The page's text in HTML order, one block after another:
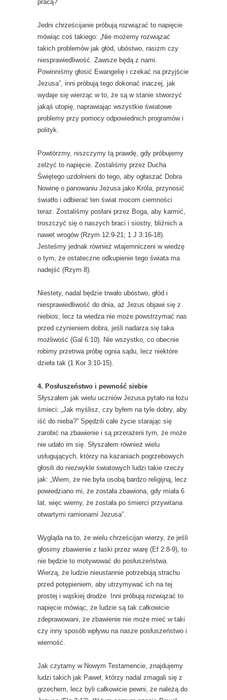
pracą?
Jedni chrześcijanie próbują rozwiązać to napięcie
mówiąc coś takiego: „Nie możemy rozwiązać
takich problemów jak głód, ubóstwo, rasizm czy
niesprawiedliwość. Zawsze będą z nami.
Powinniśmy głosić Ewangelię i czekać na przyjście
Jezusa”, inni próbują tego dokonać inaczej, jak
wydaje się wierząc w to, że są w stanie stworzyć
jakąś utopię, naprawiając wszystkie światowe
problemy przy pomocy odpowiednich programów i
polityk.
Powtórzmy, niszczymy tą prawdę, gdy próbujemy
zelżyć to napięcie. Zostaliśmy przez Ducha
Świętego uzdolnieni do tego, aby ogłaszać Dobra
Nowinę o panowaniu Jezusa jako Króla, przynosić
światło i odbierać ten świat mocom ciemności
teraz. Zostaliśmy posłani przez Boga, aby karmić,
troszczyć się o naszych braci i siostry, bliźnich a
nawet wrogów (Rzym 12:9-21; 1 J 3:16-18).
Jesteśmy jednak również wtajemniczeni w wiedzę
o tym, że ostateczne odkupienie tego świata ma
nadejść (Rzym 8).
Niestety, nadal będzie trwało ubóstwo, głód i
niesprawiedliwość do dnia, aż Jezus objawi się z
niebios; lecz ta wiedza nie może powstrzymać nas
przed czynieniem dobra, jeśli nadarza się taka
możliwość (Gal 6:10). Nie wszystko, co obecnie
robimy przetrwa próbę ognia sądu, lecz niektóre
dzieła tak (1 Kor 3:10-15).
4. Posłuszeństwo i pewność siebie
Słyszałem jak wielu uczniów Jezusa pytało na łożu
śmieci: „Jak myślisz, czy byłem na tyle dobry, aby
iść do nieba?” Spędzili całe życie starając się
zarobić na zbawienie i są przerażeni tym, że może
nie udało im się. Słyszałem również wielu
usługujących, którzy na kazaniach pogrzebowych
głosili do niezwykle światowych ludzi takie rzeczy
jak: „Wiem, że nie była osobą bardzo religijną, lecz
powiedziano mi, że została zbawiona, gdy miała 6
lat, więc wiemy, że została po śmierci przywitana
otwartymi ramionami Jezusa”.
Wygląda na to, że wielu chrześcijan wierzy, że jeśli
głosimy zbawienie z łaski przez wiarę (Ef 2:8-9), to
nie będzie to motywować do posłuszeństwa.
Wierzą, że ludzie nieustannie potrzebują strachu
przed potępieniem, aby utrzymywać ich na tej
prostej i wąskiej drodze. Inni próbują rozwiązać to
napięcie mówiąc, że ludzie są tak całkowicie
zdeprawowani, że zbawienie nie może mieć w taki
czy inny sposób wpływu na nasze posłuszeństwo i
wierność.
Jak czytamy w Nowym Testamencie, znajdujemy
ludzi takich jak Paweł, którzy nadal zmagali się z
grzechem, lecz byli całkowicie pewni, że należą do